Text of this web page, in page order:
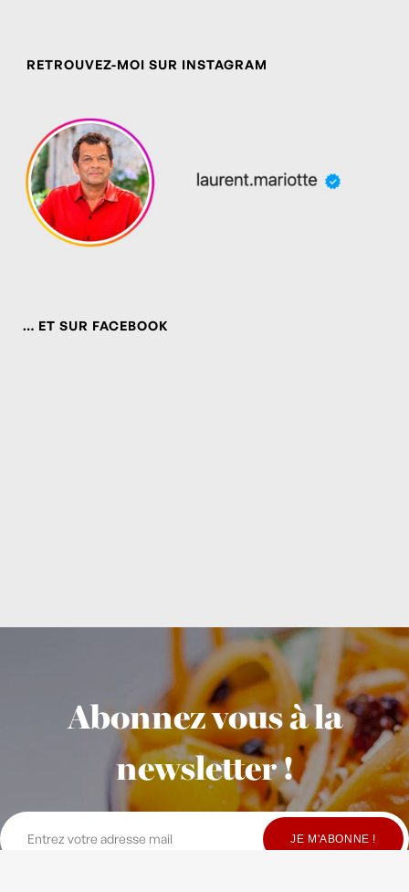
RETROUVEZ-MOI SUR INSTAGRAM
… ET SUR FACEBOOK
Abonnez vous à la
newsletter !